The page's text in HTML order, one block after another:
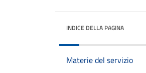
INDICE DELLA PAGINA
Materie del servizio